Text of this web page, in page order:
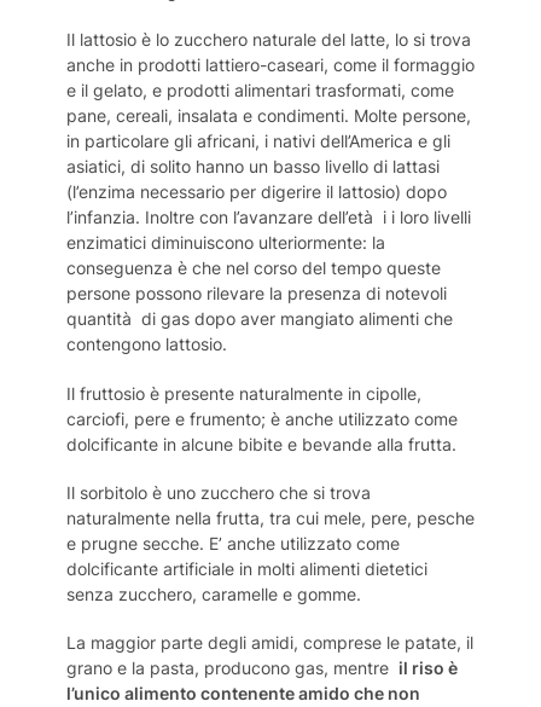
Il lattosio è lo zucchero naturale del latte, lo si trova
anche in prodotti lattiero-caseari, come il formaggio
e il gelato, e prodotti alimentari trasformati, come
pane, cereali, insalata e condimenti. Molte persone,
in particolare gli africani, i nativi dell’America e gli
asiatici, di solito hanno un basso livello di lattasi
(l’enzima necessario per digerire il lattosio) dopo
l’infanzia. Inoltre con l’avanzare dell’età i i loro livelli
enzimatici diminuiscono ulteriormente: la
conseguenza è che nel corso del tempo queste
persone possono rilevare la presenza di notevoli
quantità di gas dopo aver mangiato alimenti che
contengono lattosio.
Il fruttosio è presente naturalmente in cipolle,
carciofi, pere e frumento; è anche utilizzato come
dolcificante in alcune bibite e bevande alla frutta.
Il sorbitolo è uno zucchero che si trova
naturalmente nella frutta, tra cui mele, pere, pesche
e prugne secche. E’ anche utilizzato come
dolcificante artificiale in molti alimenti dietetici
senza zucchero, caramelle e gomme.
La maggior parte degli amidi, comprese le patate, il
grano e la pasta, producono gas, mentre il riso è
l’unico alimento contenente amido che non